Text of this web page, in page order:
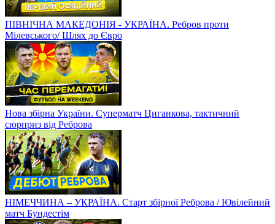
ПІВНІЧНА МАКЕДОНІЯ - УКРАЇНА. Ребров проти
Мілевського/ Шлях до Євро
Нова збірна України. Суперматч Циганкова, тактичний
сюрприз від Реброва
НІМЕЧЧИНА – УКРАЇНА. Старт збірної Реброва / Ювілейний
матч Бундестім